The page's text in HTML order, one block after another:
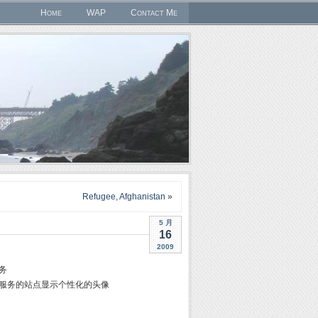
Home WAP Contact Me
Refugee, Afghanistan »
5 月
16
2009
务的站点显示个性化的头像